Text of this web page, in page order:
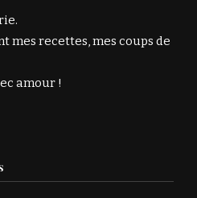
mes recettes, mes coups de
amour !